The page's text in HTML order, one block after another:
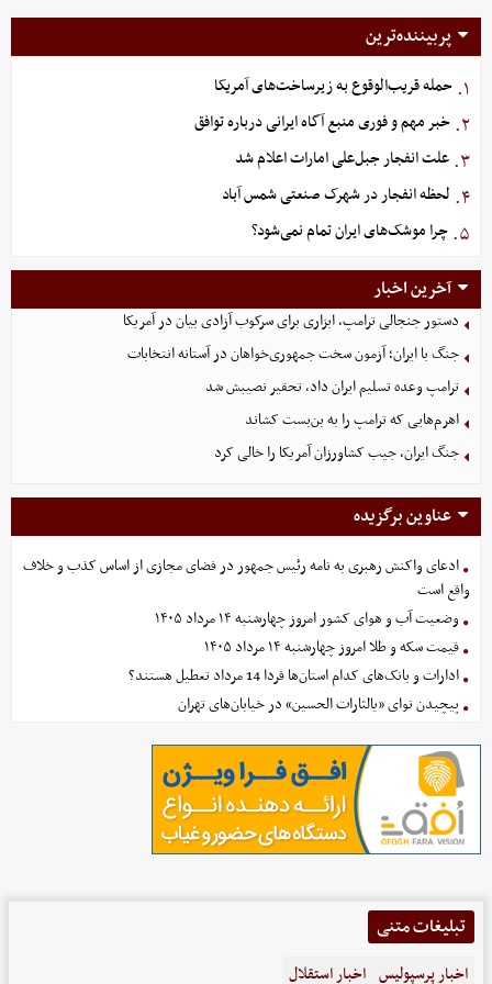
پربیننده‌ترین
۱. حمله قریب‌الوقوع به زیرساخت‌های آمریکا
۲. خبر مهم و فوری منبع آگاه ایرانی درباره توافق
۳. علت انفجار جبل‌علی امارات اعلام شد
۴. لحظه انفجار در شهرک صنعتی شمس آباد
۵. چرا موشک‌های ایران تمام نمی‌شود؟
آخرین اخبار
دستور جنجالی ترامپ، ابزاری برای سرکوب آزادی بیان در آمریکا
جنگ با ایران؛ آزمون سخت جمهوری‌خواهان در آستانه انتخابات
ترامپ وعده تسلیم ایران داد، تحقیر نصیبش شد
اهرم‌هایی که ترامپ را به بن‌بست کشاند
جنگ ایران، جیب کشاورزان آمریکا را خالی کرد
عناوین برگزیده
ادعای واکنش رهبری به نامه رئیس جمهور در فضای مجازی از اساس کذب و خلاف
واقع است
وضعیت آب و هوای کشور امروز چهارشنبه ۱۴ مرداد ۱۴۰۵
قیمت سکه و طلا امروز چهارشنبه ۱۴ مرداد ۱۴۰۵
ادارات و بانک‌های کدام استان‌ها فردا 14 مرداد تعطیل هستند؟
پیچیدن نوای «یالثارات الحسین» در خیابان‌های تهران
تبلیغات متنی
اخبار پرسپولیس اخبار استقلال